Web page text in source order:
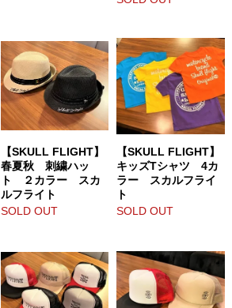
【SKULL FLIGHT】
春夏秋 刺繍ハッ
ト ２カラー スカ
ルフライト
SOLD OUT
【SKULL FLIGHT】
キッズTシャツ 4カ
ラー スカルフライ
ト
SOLD OUT